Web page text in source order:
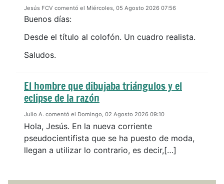
Jesús FCV comentó el Miércoles, 05 Agosto 2026 07:56
Buenos días:
Desde el título al colofón. Un cuadro realista.
Saludos.
El hombre que dibujaba triángulos y el
eclipse de la razón
Julio A. comentó el Domingo, 02 Agosto 2026 09:10
Hola, Jesús. En la nueva corriente
pseudocientifista que se ha puesto de moda,
llegan a utilizar lo contrario, es decir,[…]